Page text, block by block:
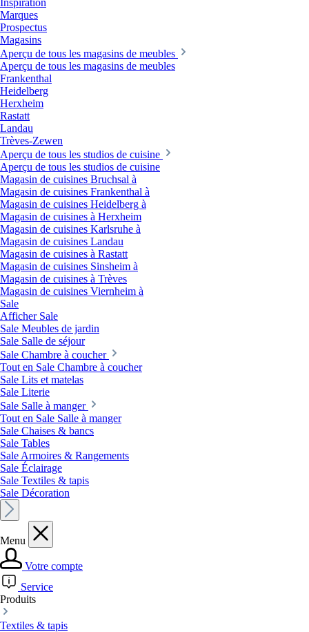
Inspiration
Marques
Prospectus
Magasins
Aperçu de tous les magasins de meubles
Aperçu de tous les magasins de meubles
Frankenthal
Heidelberg
Herxheim
Rastatt
Landau
Trèves-Zewen
Aperçu de tous les studios de cuisine
Aperçu de tous les studios de cuisine
Magasin de cuisines Bruchsal à
Magasin de cuisines Frankenthal à
Magasin de cuisines Heidelberg à
Magasin de cuisines à Herxheim
Magasin de cuisines Karlsruhe à
Magasin de cuisines Landau
Magasin de cuisines à Rastatt
Magasin de cuisines Sinsheim à
Magasin de cuisines à Trèves
Magasin de cuisines Viernheim à
Sale
Afficher Sale
Sale Meubles de jardin
Sale Salle de séjour
Sale Chambre à coucher
Tout en Sale Chambre à coucher
Sale Lits et matelas
Sale Literie
Sale Salle à manger
Tout en Sale Salle à manger
Sale Chaises & bancs
Sale Tables
Sale Armoires & Rangements
Sale Éclairage
Sale Textiles & tapis
Sale Décoration
Menu
Votre compte
Service
Produits
Textiles & tapis